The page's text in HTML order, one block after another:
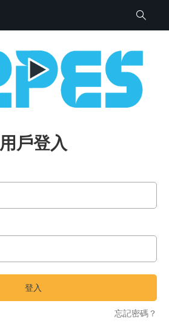
用戶登入
登入
忘記密碼？